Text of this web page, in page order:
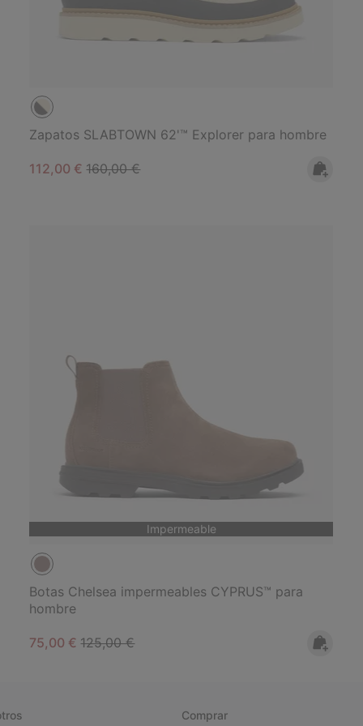
Zapatos SLABTOWN 62'™ Explorer para hombre
Sale price:
112,00 €Regular price:
160,00 €
Impermeable
Botas Chelsea impermeables CYPRUS™ para
hombre
Sale price:
75,00 €Regular price:
125,00 €
Comprar